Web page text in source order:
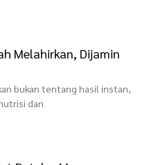
Melahirkan, Dijamin
bukan tentang hasil instan,
dan